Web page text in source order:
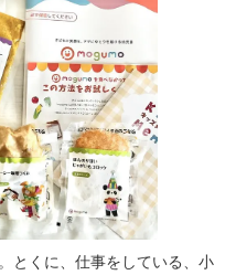
とくに、仕事をしている、小